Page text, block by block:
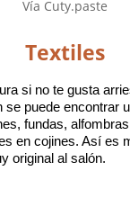
Vía Cuty.paste
Textiles
si no te gusta
se puede encontrar
fundas,
en cojines. Así es
original al salón.